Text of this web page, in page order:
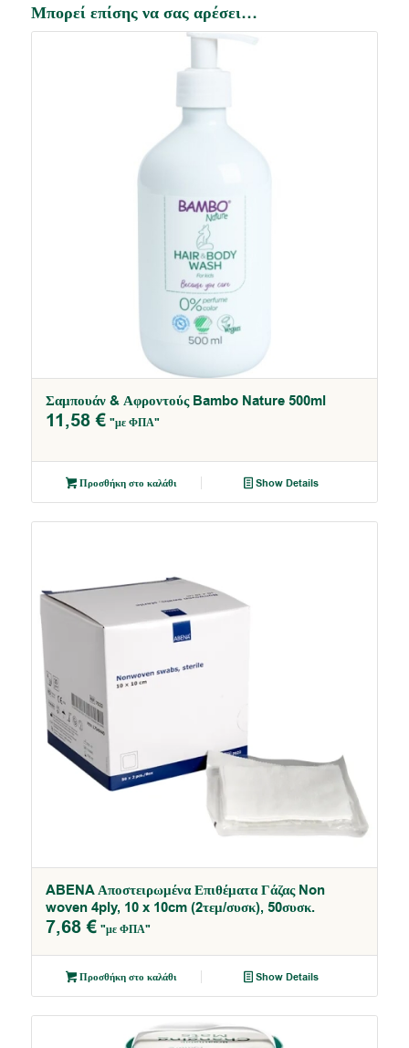
Μπορεί επίσης να σας αρέσει…
5.00
Σαμπουάν & Αφροντούς Bambo Nature 500ml
11,58€ "με ΦΠΑ"
Προσθήκη στο καλάθι Show Details
ABENA Αποστειρωμένα Επιθέματα Γάζας Non
woven 4ply, 10 x 10cm (2τεμ/συσκ), 50συσκ.
7,68€ "με ΦΠΑ"
Προσθήκη στο καλάθι Show Details